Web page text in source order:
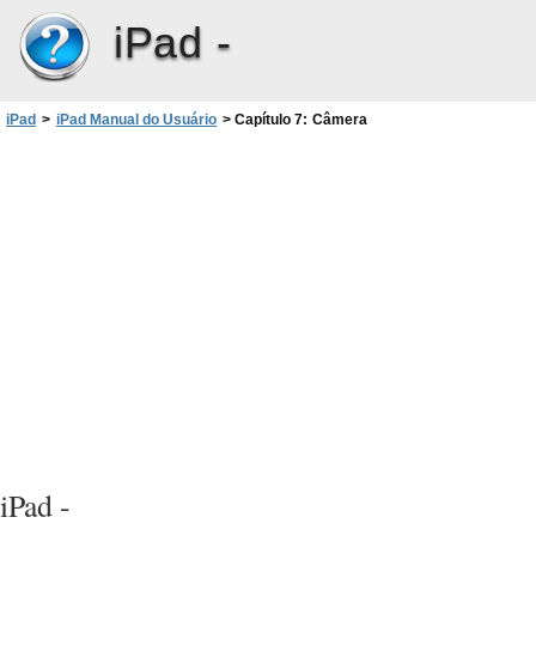
iPad -
iPad > iPad Manual do Usuário > Capítulo 7: Câmera
iPad -